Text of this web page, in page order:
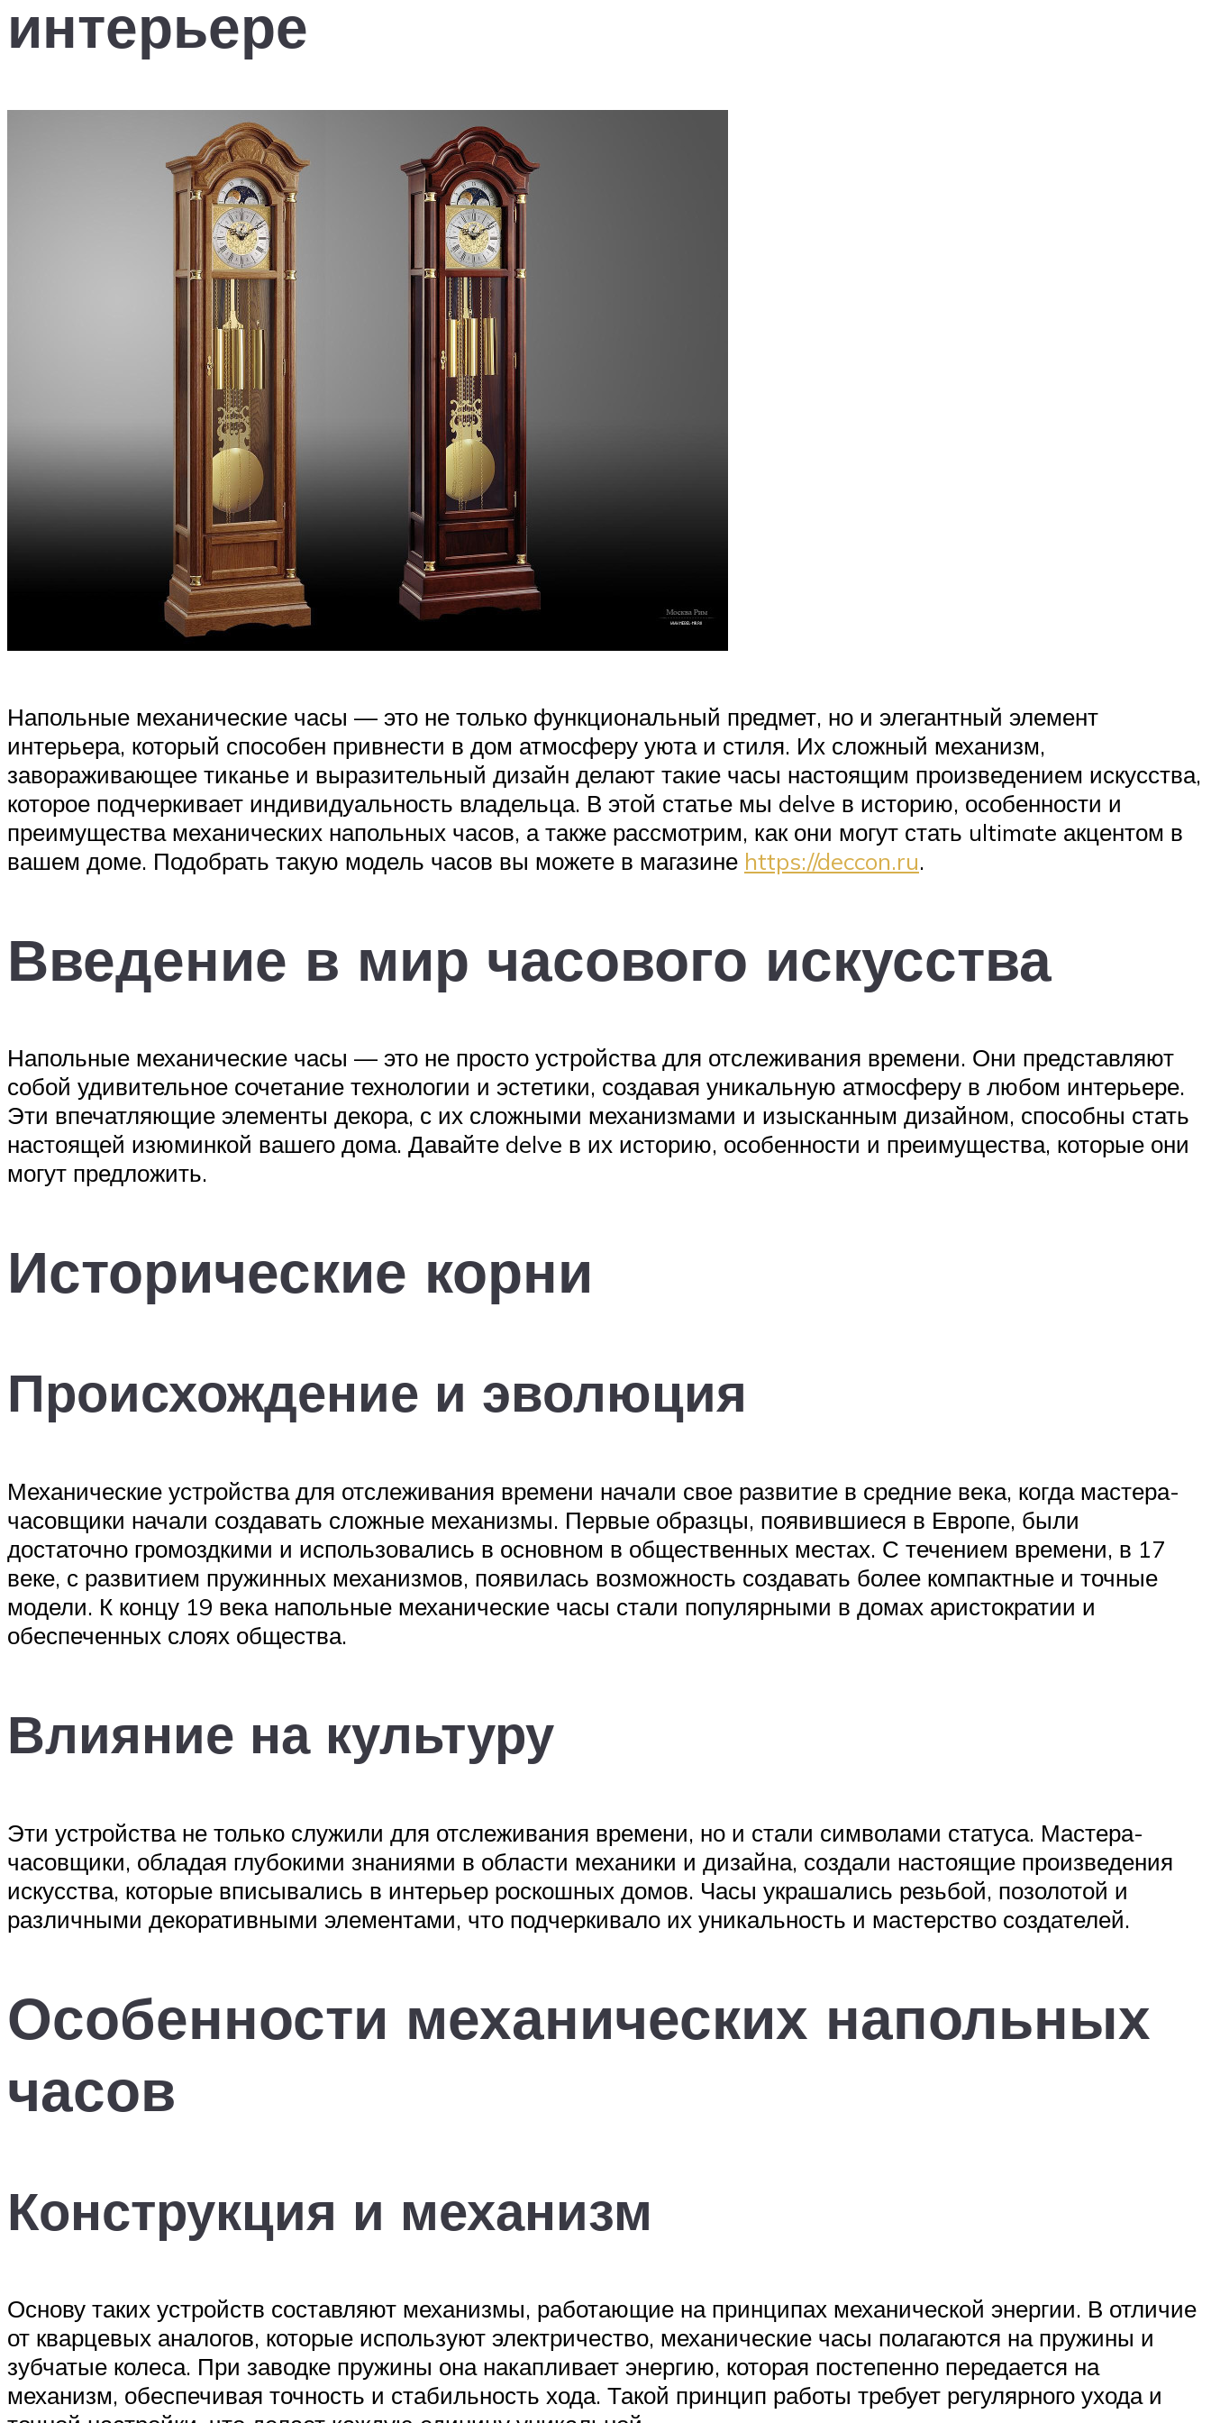
интерьере
Напольные механические часы — это не только функциональный предмет, но и элегантный элемент
интерьера, который способен привнести в дом атмосферу уюта и стиля. Их сложный механизм,
завораживающее тиканье и выразительный дизайн делают такие часы настоящим произведением искусства,
которое подчеркивает индивидуальность владельца. В этой статье мы delve в историю, особенности и
преимущества механических напольных часов, а также рассмотрим, как они могут стать ultimate акцентом в
вашем доме. Подобрать такую модель часов вы можете в магазине https://deccon.ru.
Введение в мир часового искусства
Напольные механические часы — это не просто устройства для отслеживания времени. Они представляют
собой удивительное сочетание технологии и эстетики, создавая уникальную атмосферу в любом интерьере.
Эти впечатляющие элементы декора, с их сложными механизмами и изысканным дизайном, способны стать
настоящей изюминкой вашего дома. Давайте delve в их историю, особенности и преимущества, которые они
могут предложить.
Исторические корни
Происхождение и эволюция
Механические устройства для отслеживания времени начали свое развитие в средние века, когда мастера-
часовщики начали создавать сложные механизмы. Первые образцы, появившиеся в Европе, были
достаточно громоздкими и использовались в основном в общественных местах. С течением времени, в 17
веке, с развитием пружинных механизмов, появилась возможность создавать более компактные и точные
модели. К концу 19 века напольные механические часы стали популярными в домах аристократии и
обеспеченных слоях общества.
Влияние на культуру
Эти устройства не только служили для отслеживания времени, но и стали символами статуса. Мастера-
часовщики, обладая глубокими знаниями в области механики и дизайна, создали настоящие произведения
искусства, которые вписывались в интерьер роскошных домов. Часы украшались резьбой, позолотой и
различными декоративными элементами, что подчеркивало их уникальность и мастерство создателей.
Особенности механических напольных
часов
Конструкция и механизм
Основу таких устройств составляют механизмы, работающие на принципах механической энергии. В отличие
от кварцевых аналогов, которые используют электричество, механические часы полагаются на пружины и
зубчатые колеса. При заводке пружины она накапливает энергию, которая постепенно передается на
механизм, обеспечивая точность и стабильность хода. Такой принцип работы требует регулярного ухода и